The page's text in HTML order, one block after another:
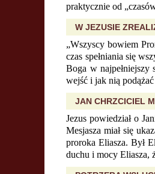
praktycznie od
W JEZUSIE
„Wszyscy bowiem
czas spełniania się
Boga w najpełniejszy
wejść i jak nią
JAN CHRZCICIEL
Jezus powiedział o
Mesjasza miał się
proroka Eliasza. Był
duchu i mocy Eliasza,